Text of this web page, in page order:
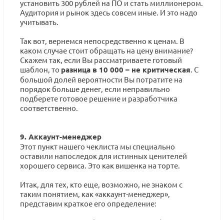
установить 300 рублей на ПО и стать миллионером.
Аудитория и рынок здесь совсем иные. И это надо
учитывать.
Так вот, вернемся непосредственно к ценам. В
каком случае стоит обращать на цену внимание?
Скажем так, если Вы рассматриваете готовый
шаблон, то разница в 10 000 – не критическая. С
большой долей вероятности Вы потратите на
порядок больше денег, если неправильно
подберете готовое решение и разработчика
соответственно.
9. Аккаунт-менеджер
Этот пункт нашего чеклиста мы специально
оставили напоследок для истинных ценителей
хорошего сервиса. Это как вишенка на торте.
Итак, для тех, кто еще, возможно, не знаком с
таким понятием, как «аккаунт-менеджер»,
представим краткое его определение: